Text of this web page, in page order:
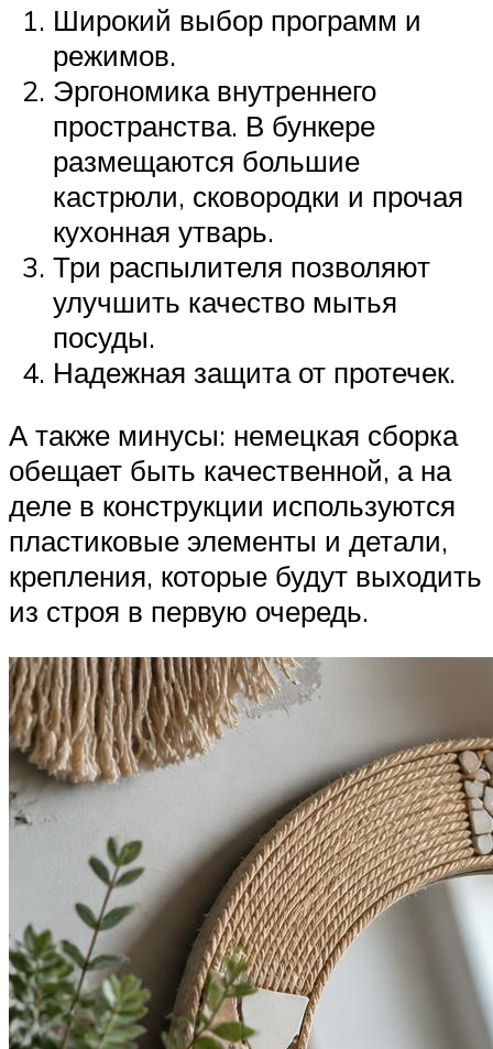
Широкий выбор программ и
режимов.
Эргономика внутреннего
пространства. В бункере
размещаются большие
кастрюли, сковородки и прочая
кухонная утварь.
Три распылителя позволяют
улучшить качество мытья
посуды.
Надежная защита от протечек.
А также минусы: немецкая сборка
обещает быть качественной, а на
деле в конструкции используются
пластиковые элементы и детали,
крепления, которые будут выходить
из строя в первую очередь.